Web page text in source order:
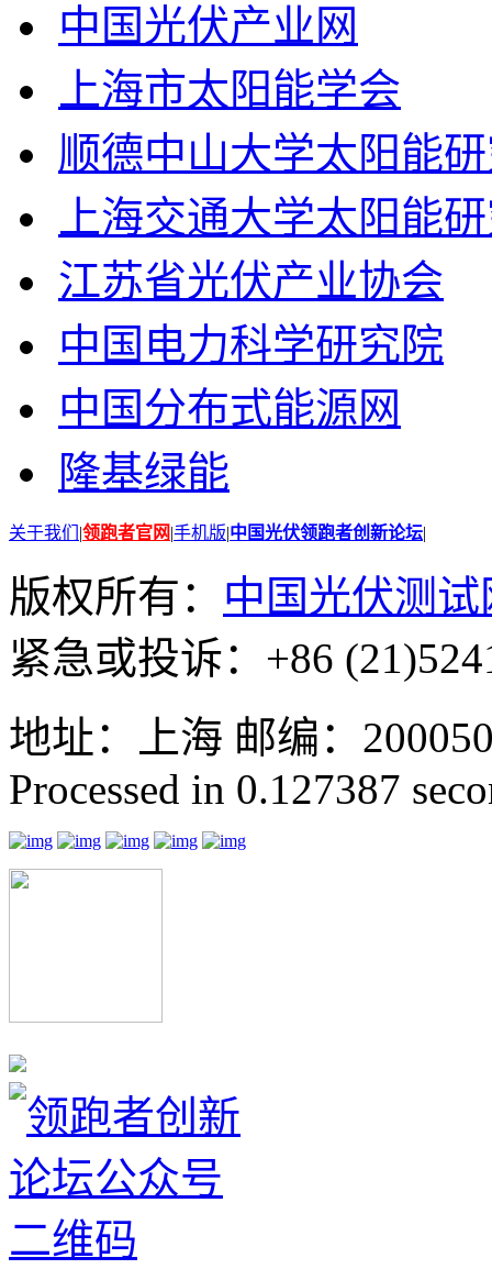
中国光伏产业网
上海市太阳能学会
顺德中山大学太阳能
上海交通大学太阳能
江苏省光伏产业协会
中国电力科学研究院
中国分布式能源网
隆基绿能
关于我们 |领跑者官网|手机版|中国光伏领跑者创新论坛|
版权所有： 中国光伏测试
紧急或投诉：+86
地址：上海 邮编：
Processed in 0.127387